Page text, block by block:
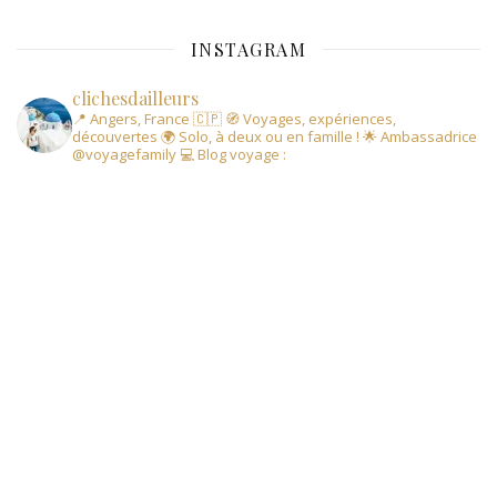
INSTAGRAM
clichesdailleurs
📍 Angers, France 🇨🇵 🧭 Voyages, expériences,
découvertes 🌍 Solo, à deux ou en famille ! 🌟 Ambassadrice
@voyagefamily 💻 Blog voyage :